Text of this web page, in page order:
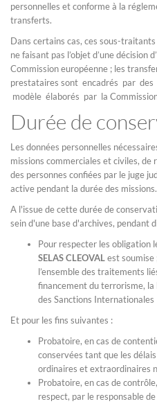
personnelles et conforme à la
transferts.
Dans certains cas, ces sous-
ne faisant pas l’objet d’une décision
Commission européenne ; les
prestataires sont encadrés par
modèle élaborés par la
Durée de
Les données personnelles
missions commerciales et civiles,
des personnes confiées par le juge
active pendant la durée des missions.
A l'issue de cette durée de
sein d'une base d'archives, pendant
Pour respecter les obligation
SELAS CLEOVALest soumise
l’ensemble des traitements
financement du terrorisme,
des Sanctions Internationales
Et pour les fins suivantes :
Probatoire, en cas de
conservées tant que les
ordinaires et extraordinaires
Probatoire, en cas de
respect, par le responsable